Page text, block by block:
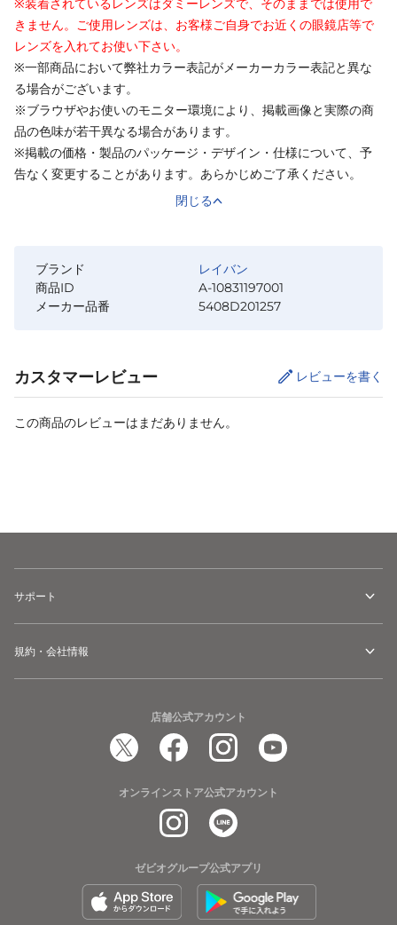
※装着されているレンズはダミーレンズで、そのままでは使用で
きません。ご使用レンズは、お客様ご自身でお近くの眼鏡店等で
レンズを入れてお使い下さい。
※一部商品において弊社カラー表記がメーカーカラー表記と異な
る場合がございます。
※ブラウザやお使いのモニター環境により、掲載画像と実際の商
品の色味が若干異なる場合があります。
※掲載の価格・製品のパッケージ・デザイン・仕様について、予
告なく変更することがあります。あらかじめご了承ください。
閉じる
ブランド
レイバン
商品ID
A-10831197001
メーカー品番
5408D201257
カスタマーレビュー レビューを書く
この商品のレビューはまだありません。
サポート
規約・会社情報
店舗公式アカウント
オンラインストア公式アカウント
ゼビオグループ公式アプリ